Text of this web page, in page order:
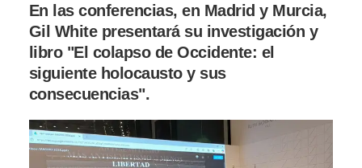
En las conferencias, en Madrid y Murcia,
Gil White presentará su investigación y
libro "El colapso de Occidente: el
siguiente holocausto y sus
consecuencias".